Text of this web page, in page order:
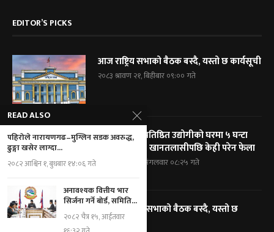
EDITOR’S PICKS
आज राष्ट्रिय सभाको बैठक बस्दै, यस्तो छ कार्यसूची
२०८३ श्रावण २१, बिहीबार ०९:०० गते
विराटनगरका प्रतिष्ठित उद्योगीको घरमा ५ घन्टा
प्रहरी घेराबन्दी, खानतलासीपछि केही परेन फेला
२०८३ श्रावण १९, मंगलवार ०८:२५ गते
आज प्रतिनिधि सभाको बैठक बस्दै, यस्तो छ
कार्यसूची
READ ALSO
पहिरोले नारायणगढ–मुग्लिन सडक अवरुद्ध,
ढुङ्गा खसेर लाग्दा...
२०८२ आश्विन १, बुधबार १४:०६ गते
अनावश्यक वित्तीय भार
सिर्जना गर्ने बोर्ड, समिति...
२०८२ चैत्र १५, आईतवार